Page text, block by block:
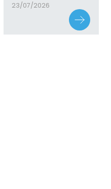
23/07/2026